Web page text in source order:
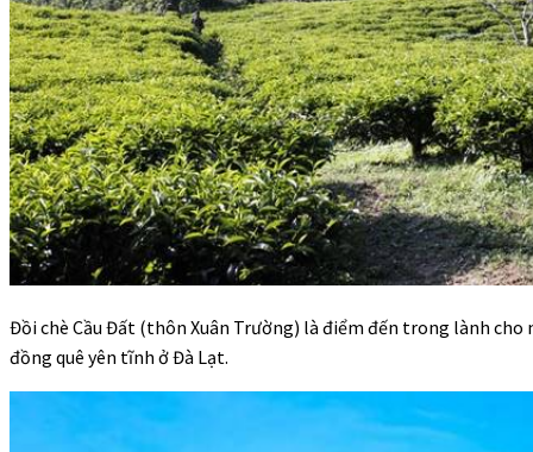
Đồi chè Cầu Đất (thôn Xuân Trường) là điểm đến trong lành cho
đồng quê yên tĩnh ở Đà Lạt.